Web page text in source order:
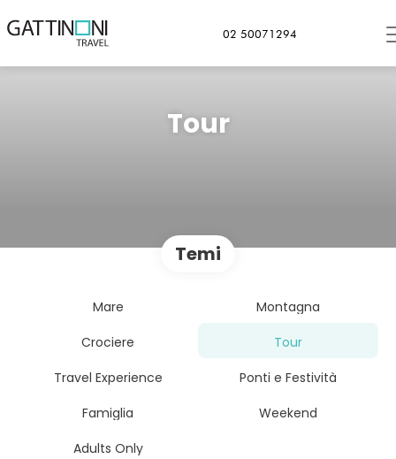
02 50071294
Tour
Temi
Mare
Montagna
Crociere
Tour
Travel Experience
Ponti e Festività
Famiglia
Weekend
Adults Only